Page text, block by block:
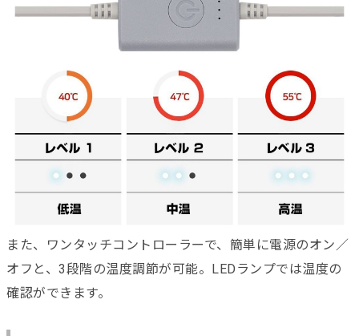
また、ワンタッチコントローラーで、簡単に電源のオン／
オフと、3段階の温度調節が可能。LEDランプでは温度の
確認ができます。